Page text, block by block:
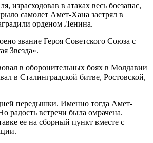
в атаках весь боезапас,
самолет Амет-Хана застрял в
орденом Ленина.
звание Героя Советского Союза с
Звезда».
в оборонительных боях в Молдавии
в Сталинградской битве, Ростовской,
передышки. Именно тогда Амет-
радость встречи была омрачена.
ее на сборный пункт вместе с